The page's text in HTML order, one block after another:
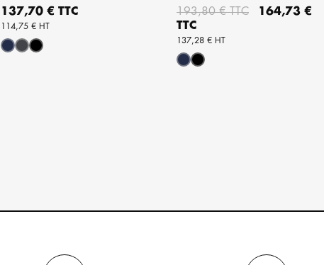
AJOUTER AU PANIER
Prix
137,70 € TTC
114,75 € HT
Marine
GrisNoir
AJOUTER AU PANIER
Prix de base
193,80 € TTC Prix
164,73 €
TTC
137,28 € HT
Marine
Noir